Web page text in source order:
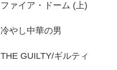
ファイア・ドーム (上)
冷やし中華の男
THE GUILTY/ギルティ